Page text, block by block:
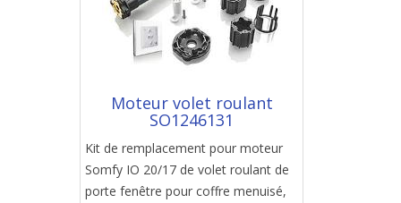
Moteur volet roulant
SO1246131
Kit de remplacement pour moteur
Somfy IO 20/17 de volet roulant de
porte fenêtre pour coffre menuisé,